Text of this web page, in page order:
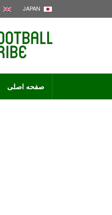
JAPAN
صفحه اصلی